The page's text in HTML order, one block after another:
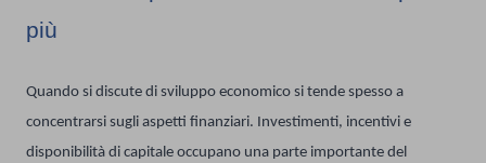
più
Quando si discute di sviluppo economico si tende spesso a
concentrarsi sugli aspetti finanziari. Investimenti, incentivi e
disponibilità di capitale occupano una parte importante del